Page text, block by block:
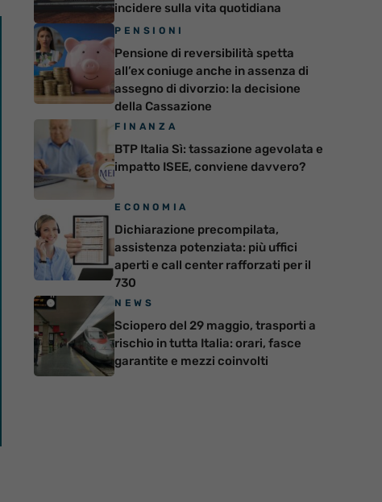
incidere sulla vita quotidiana
PENSIONI
Pensione di reversibilità spetta
all’ex coniuge anche in assenza di
assegno di divorzio: la decisione
della Cassazione
FINANZA
BTP Italia Sì: tassazione agevolata e
impatto ISEE, conviene davvero?
ECONOMIA
Dichiarazione precompilata,
assistenza potenziata: più uffici
aperti e call center rafforzati per il
730
NEWS
Sciopero del 29 maggio, trasporti a
rischio in tutta Italia: orari, fasce
garantite e mezzi coinvolti